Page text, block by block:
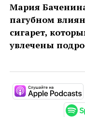
Мария
пагубном
сигарет,
увлечены